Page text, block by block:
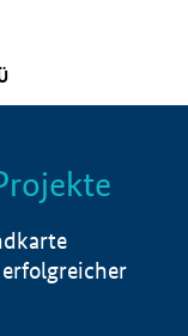
Info